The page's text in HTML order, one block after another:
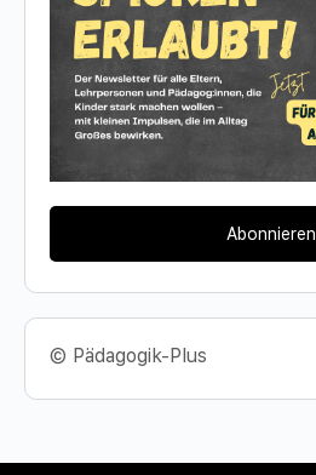
Abonnieren
© Pädagogik-Plus